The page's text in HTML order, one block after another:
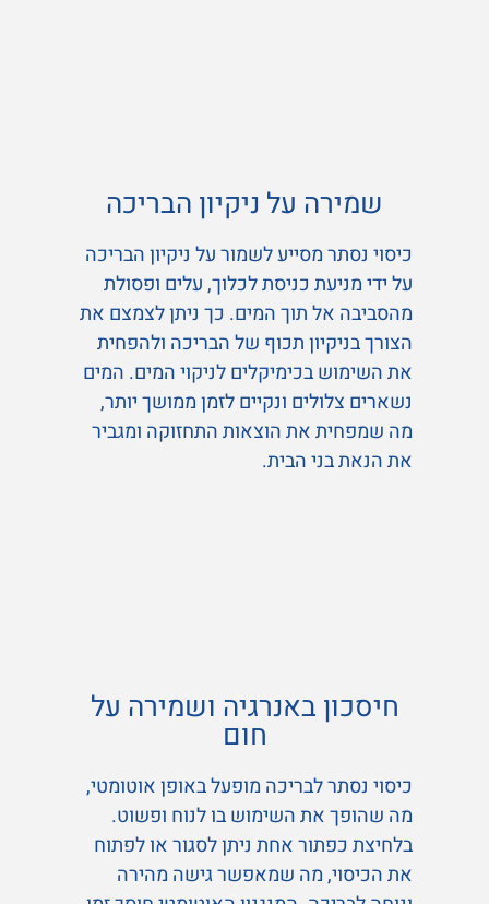
שמירה על ניקיון הבריכה
כיסוי נסתר מסייע לשמור על ניקיון הבריכה
על ידי מניעת כניסת לכלוך, עלים ופסולת
מהסביבה אל תוך המים. כך ניתן לצמצם את
הצורך בניקיון תכוף של הבריכה ולהפחית
את השימוש בכימיקלים לניקוי המים. המים
נשארים צלולים ונקיים לזמן ממושך יותר,
מה שמפחית את הוצאות התחזוקה ומגביר
את הנאת בני הבית.
חיסכון באנרגיה ושמירה על
חום
כיסוי נסתר לבריכה מופעל באופן אוטומטי,
מה שהופך את השימוש בו לנוח ופשוט.
בלחיצת כפתור אחת ניתן לסגור או לפתוח
את הכיסוי, מה שמאפשר גישה מהירה